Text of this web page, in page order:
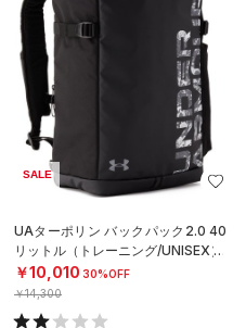
SALE
UAターポリン バックパック2.0 40
リットル（トレーニング/UNISEX）
￥10,010 30%OFF
￥14,300